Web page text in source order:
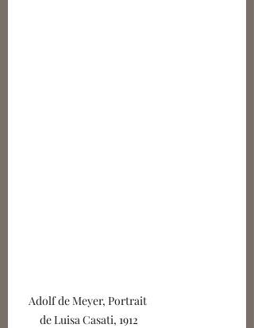
Adolf de Meyer, Portrait
de Luisa Casati, 1912